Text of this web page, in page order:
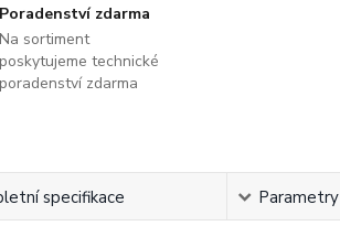
zdarma
sortiment
technické
zdarma
specifikace Parametry